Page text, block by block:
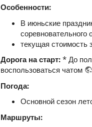
Особенности:
В июньские
соревновательного
текущая стоимость
Дорога на старт: * До
воспользоваться чатом
Погода:
Основной сезон
Маршруты: